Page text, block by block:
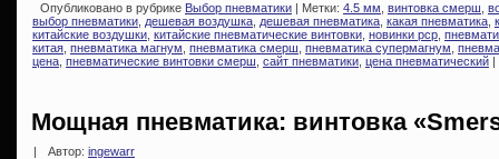
Опубликовано в рубрике Выбор пневматики | Метки: 4.5 мм винтовка смерш
выбор пневматики дешевая воздушка дешевая пневматика какая пневматика
китайские воздушки китайские пневматические винтовки новинки pcp
китая пневматика магнум пневматика смерш пневматика супермагнум
цена пневматические винтовки смерш сайт пневматики цена пневматический |
Мощная пневматика: винтовка
| Автор: ingewarr